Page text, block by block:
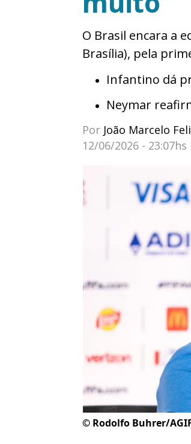
O Brasil encara a
Brasília), pela
Infantino dá
Neymar
Por João Marcelo
12/06/2026 - 23:07hs
© Rodolfo Buhrer/